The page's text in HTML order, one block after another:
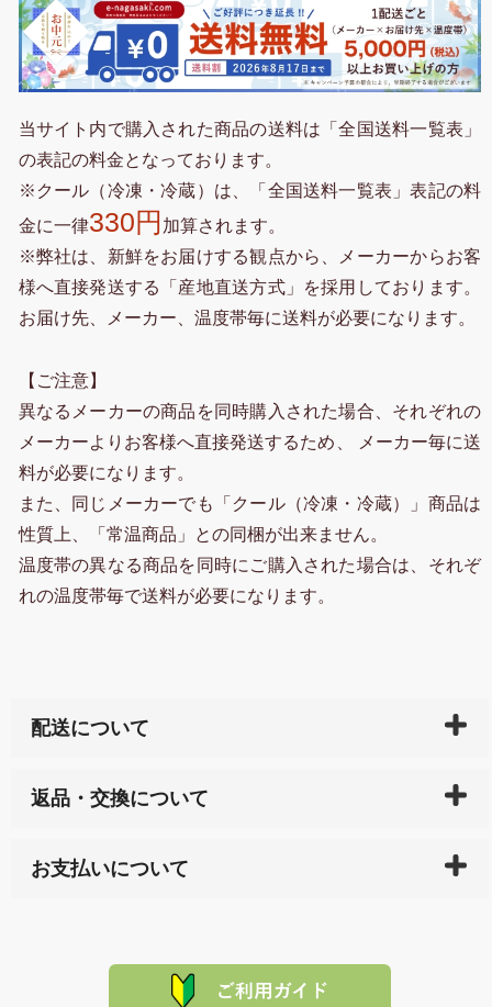
当サイト内で購入された商品の送料は「全国送料一覧表」
の表記の料金となっております。
※クール（冷凍・冷蔵）は、「全国送料一覧表」表記の料
金に一律330円 加算されます。
※弊社は、新鮮をお届けする観点から、メーカーからお客
様へ直接発送する「産地直送方式」を採用しております。
お届け先、メーカー、温度帯毎に送料が必要になります。
【ご注意】
異なるメーカーの商品を同時購入された場合、それぞれの
メーカーよりお客様へ直接発送するため、 メーカー毎に送
料が必要になります。
また、同じメーカーでも「クール（冷凍・冷蔵）」商品は
性質上、「常温商品」との同梱が出来ません。
温度帯の異なる商品を同時にご購入された場合は、それぞ
れの温度帯毎で送料が必要になります。
配送について
天ペイ」の方はご注文受付後）、 長崎県下全域に点在
サイト内で購入された商品の送料は、こちらの
全国送
れの生産メーカーからお客様の元へ直送いたしますの
返品・交換について
または配送途中の 事故などで不都合が生じている場合
品代金を返金いたします。）
その際は誠に申し訳ありませんが、当協会までご注文
お支払いについて
た場合、お客様からの ご入金を確認した後で、商品を